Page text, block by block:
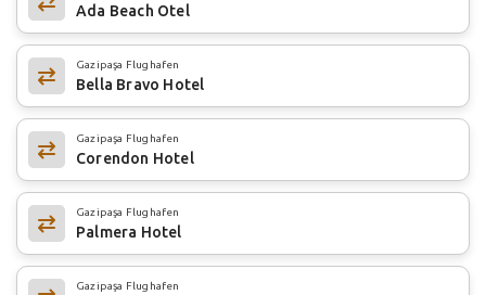
Ada Beach Otel
Gazipaşa Flughafen
Bella Bravo Hotel
Gazipaşa Flughafen
Corendon Hotel
Gazipaşa Flughafen
Palmera Hotel
Gazipaşa Flughafen